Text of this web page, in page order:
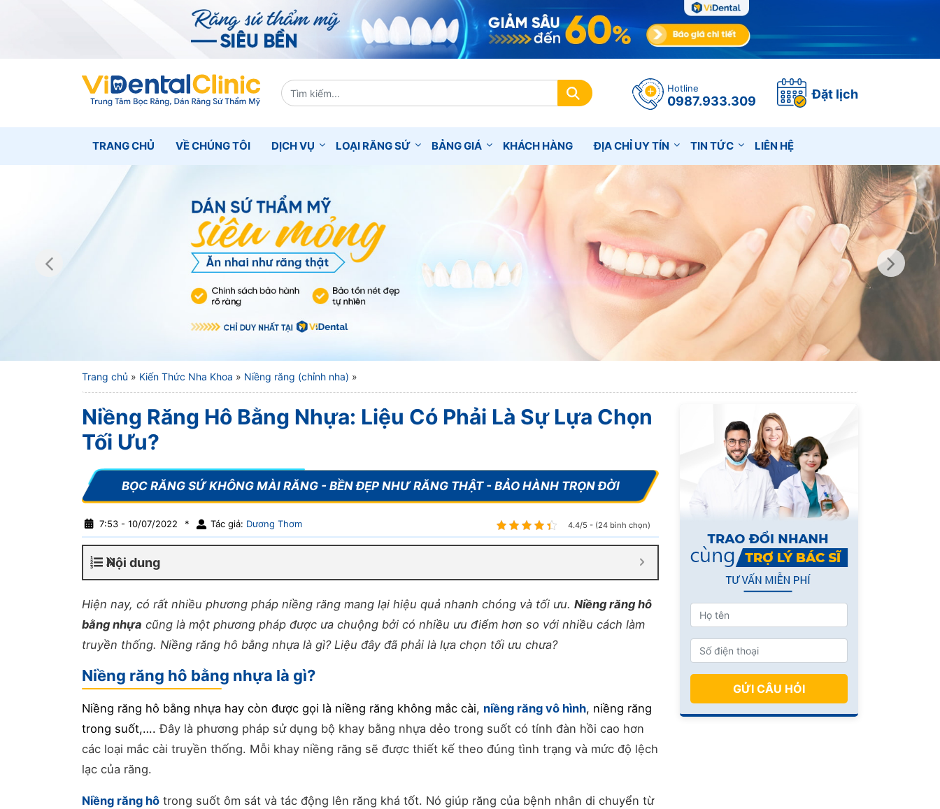
Hotline
0987.933.309 Đặt lịch
TRANG CHỦ VỀ CHÚNG TÔI DỊCH VỤ LOẠI RĂNG SỨ BẢNG GIÁ KHÁCH HÀNG ĐỊA CHỈ UY TÍN TIN TỨC LIÊN HỆ
Trang chủ » Kiến Thức Nha Khoa » Niềng răng (chỉnh nha) »
Niềng Răng Hô Bằng Nhựa: Liệu Có Phải Là Sự Lựa Chọn
Tối Ưu?
7:53 - 10/07/2022 * Tác giả: Dương Thơm 4.4/5 - (24 bình chọn)
Nội dung
Hiện nay, có rất nhiều phương pháp niềng răng mang lại hiệu quả nhanh chóng và tối ưu. Niềng răng hô
bằng nhựa cũng là một phương pháp được ưa chuộng bởi có nhiều ưu điểm hơn so với nhiều cách làm
truyền thống. Niềng răng hô bằng nhựa là gì? Liệu đây đã phải là lựa chọn tối ưu chưa?
Niềng răng hô bằng nhựa là gì?
Niềng răng hô bằng nhựa hay còn được gọi là niềng răng không mắc cài, niềng răng vô hình, niềng răng
trong suốt,…. Đây là phương pháp sử dụng bộ khay bằng nhựa dẻo trong suốt có tính đàn hồi cao hơn
các loại mắc cài truyền thống. Mỗi khay niềng răng sẽ được thiết kế theo đúng tình trạng và mức độ lệch
lạc của răng.
Niềng răng hô trong suốt ôm sát và tác động lên răng khá tốt. Nó giúp răng của bệnh nhân di chuyển từ
GỬI CÂU HỎI